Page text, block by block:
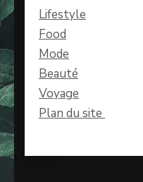
Lifestyle
Food
Mode
Beauté
Voyage
Plan du site